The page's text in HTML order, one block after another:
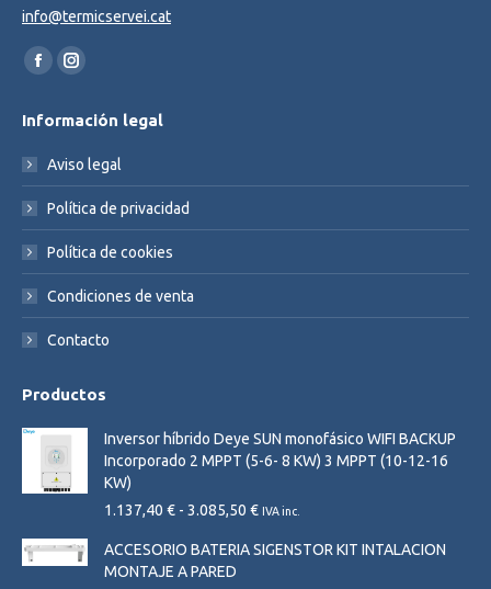
info@termicservei.cat
Find us on:
Facebook
opens
in
new
window
Instagram
opens
in
new
window
Información legal
Aviso legal
Política de privacidad
Política de cookies
Condiciones de venta
Contacto
Productos
Inversor híbrido Deye SUN monofásico WIFI BACKUP
Incorporado 2 MPPT (5-6- 8 KW) 3 MPPT (10-12-16
KW)
1.137,40 € - 3.085,50 €Rango
precios:
IVA inc.
ACCESORIO BATERIA SIGENSTOR KIT INTALACION
MONTAJE A PARED